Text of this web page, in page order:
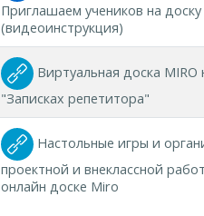
Приглашаем учеников на доску
(видеоинструкция)
Виртуальная доска MIRO
"Записках репетитора"
Настольные игры и
проектной и внеклассной
онлайн доске Miro